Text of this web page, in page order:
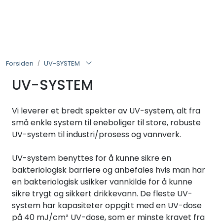
Forsiden UV-SYSTEM
UV-SYSTEM
Vi leverer et bredt spekter av UV-system, alt fra
små enkle system til eneboliger til store, robuste
UV-system til industri/prosess og vannverk.
UV-system benyttes for å kunne sikre en
bakteriologisk barriere og anbefales hvis man har
en bakteriologisk usikker vannkilde for å kunne
sikre trygt og sikkert drikkevann. De fleste UV-
system har kapasiteter oppgitt med en UV-dose
på 40 mJ/cm² UV-dose, som er minste kravet fra
FILTERHUS
PARTIKKELFILTER
VANNRENSESYSTEM
UV-SYSTEM